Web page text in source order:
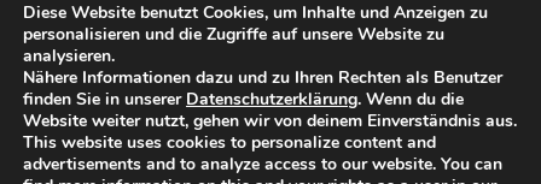
FWH Federnfabrik Wilhelm Hesse GmbH| Ringstraße 6 |
02727 Ebersbach-Neugersdorf OT Neugersdorf
E-Mail:info@wilhelm-hesse.de| Tel:(03586) 78 33 0
(03586) 78 33 33
Diese Website benutzt Cookies, um Inhalte und Anzeigen zu
personalisieren und die Zugriffe auf unsere Website zu
analysieren.
Nähere Informationen dazu und zu Ihren Rechten als Benutzer
finden Sie in unserer Datenschutzerklärung. Wenn du die
Website weiter nutzt, gehen wir von deinem Einverständnis aus.
This website uses cookies to personalize content and
advertisements and to analyze access to our website. You can